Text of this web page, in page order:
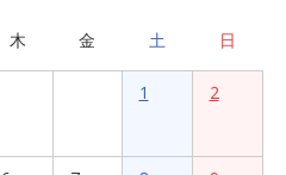
木 金 土 日
1 2